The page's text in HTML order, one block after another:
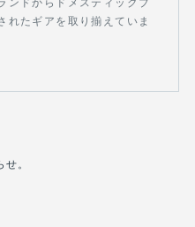
れたギアを取り揃えていま
。